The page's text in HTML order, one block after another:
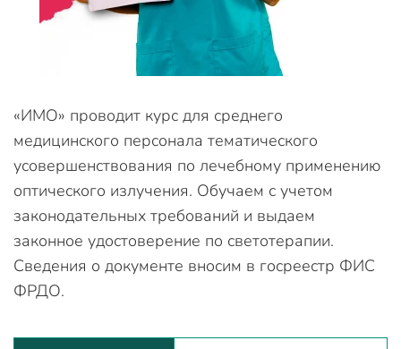
«ИМО» проводит курс для среднего
медицинского персонала тематического
усовершенствования по лечебному применению
оптического излучения. Обучаем с учетом
законодательных требований и выдаем
законное удостоверение по светотерапии.
Сведения о документе вносим в госреестр ФИС
ФРДО.